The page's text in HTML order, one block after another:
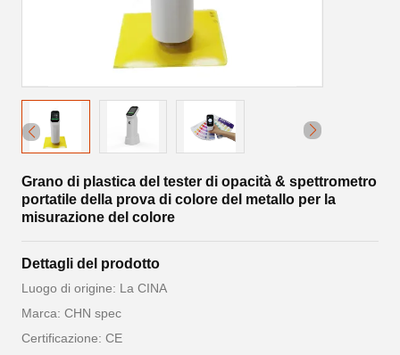
Grano di plastica del tester di opacità & spettrometro
portatile della prova di colore del metallo per la
misurazione del colore
Dettagli del prodotto
Luogo di origine: La CINA
Marca: CHN spec
Certificazione: CE